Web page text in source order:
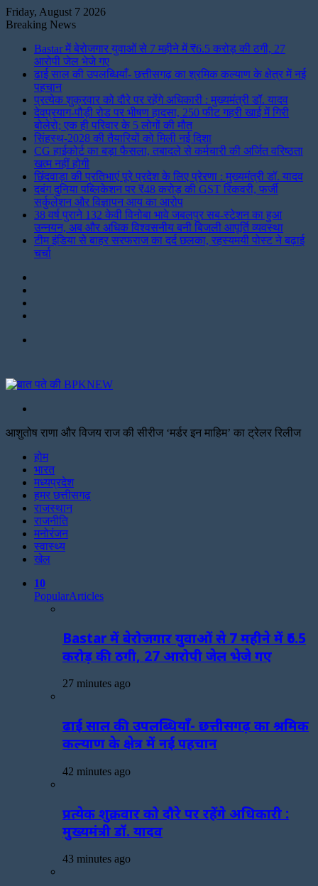
Friday, August 7 2026
Breaking News
Bastar में बेरोजगार युवाओं से 7 महीने में ₹6.5 करोड़ की ठगी, 27
आरोपी जेल भेजे गए
ढाई साल की उपलब्धियाँ- छत्तीसगढ़ का श्रमिक कल्याण के क्षेत्र में नई
पहचान
प्रत्येक शुक्रवार को दौरे पर रहेंगे अधिकारी : मुख्यमंत्री डॉ. यादव
देवप्रयाग-पौड़ी रोड पर भीषण हादसा, 250 फीट गहरी खाई में गिरी
बोलेरो; एक ही परिवार के 5 लोगों की मौत
सिंहस्थ-2028 की तैयारियों को मिली नई दिशा
CG हाईकोर्ट का बड़ा फैसला, तबादले से कर्मचारी की अर्जित वरिष्ठता
खत्म नहीं होगी
छिंदवाड़ा की प्रतिभाएं पूरे प्रदेश के लिए प्रेरणा : मुख्यमंत्री डॉ. यादव
दबंग दुनिया पब्लिकेशन पर ₹48 करोड़ की GST रिकवरी, फर्जी
सर्कुलेशन और विज्ञापन आय का आरोप
38 वर्ष पुराने 132 केवी विनोबा भावे जबलपुर सब-स्टेशन का हुआ
उन्नयन, अब और अधिक विश्वसनीय बनी बिजली आपूर्ति व्यवस्था
टीम इंडिया से बाहर सरफराज का दर्द छलका, रहस्यमयी पोस्ट ने बढ़ाई
चर्चा
आशुतोष राणा और विजय राज की सीरीज ‘मर्डर इन माहिम’ का ट्रेलर रिलीज
होम
भारत
मध्यप्रदेश
हमर छत्तीसगढ़
राजस्थान
राजनीति
मनोरंजन
स्वास्थ्य
खेल
10
PopularArticles
Bastar में बेरोजगार युवाओं से 7 महीने में ₹6.5
करोड़ की ठगी, 27 आरोपी जेल भेजे गए
27 minutes ago
ढाई साल की उपलब्धियाँ- छत्तीसगढ़ का श्रमिक
कल्याण के क्षेत्र में नई पहचान
42 minutes ago
प्रत्येक शुक्रवार को दौरे पर रहेंगे अधिकारी :
मुख्यमंत्री डॉ. यादव
43 minutes ago